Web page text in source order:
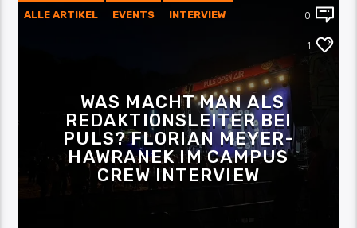
ALLE ARTIKEL EVENTS INTERVIEW 0
1
WAS MACHT MAN ALS
REDAKTIONSLEITER BEI
PULS? FLORIAN MEYER-
HAWRANEK IM CAMPUS
CREW INTERVIEW